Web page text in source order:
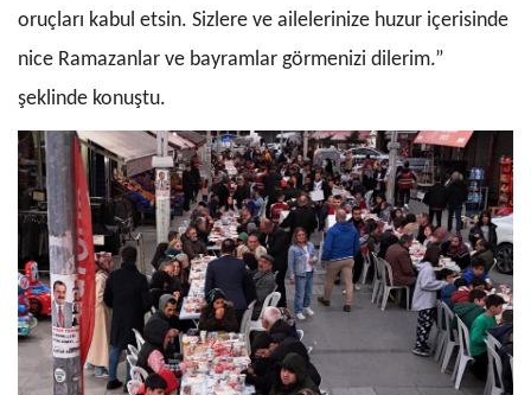
oruçları kabul etsin. Sizlere ve ailelerinize huzur içerisinde
nice Ramazanlar ve bayramlar görmenizi dilerim.”
şeklinde konuştu.